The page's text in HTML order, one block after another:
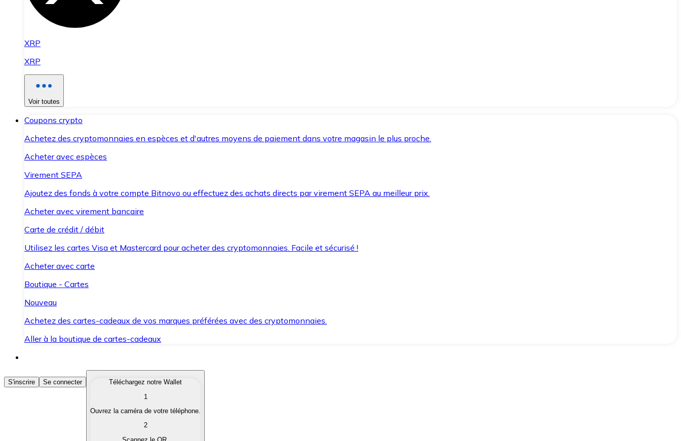
XRP
XRP
Voir toutes
Coupons crypto
Achetez des cryptomonnaies en espèces et d'autres moyens de paiement dans votre magasin le plus proche.
Acheter avec espèces
Virement SEPA
Ajoutez des fonds à votre compte Bitnovo ou effectuez des achats directs par virement SEPA au meilleur prix.
Acheter avec virement bancaire
Carte de crédit / débit
Utilisez les cartes Visa et Mastercard pour acheter des cryptomonnaies. Facile et sécurisé !
Acheter avec carte
Boutique - Cartes
Nouveau
Achetez des cartes-cadeaux de vos marques préférées avec des cryptomonnaies.
Aller à la boutique de cartes-cadeaux
Acheter des Cryptomonnaies
Achetez les cryptomonnaies qui vous intéressent rapidement et en toute sécurité.
Convertissez vos cryptomonnaies en monnaie fiduciaire lorsque vous en avez besoin.
S'inscrire Se connecter
Téléchargez notre Wallet
1
Ouvrez la caméra de votre téléphone.
2